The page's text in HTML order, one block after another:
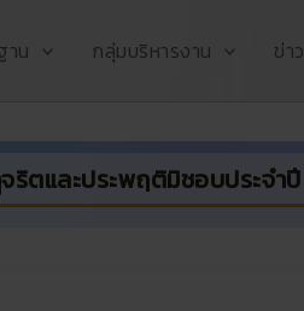
น กลุ่มบริหารงาน ข่าว
ริตและประพฤติมิชอบประจำปี